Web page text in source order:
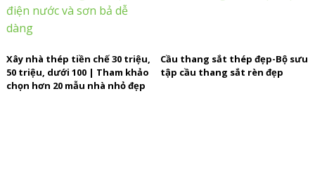
Xây nhà thép tiền chế 30 triệu,
50 triệu, dưới 100 | Tham khảo
chọn hơn 20 mẫu nhà nhỏ đẹp
Cầu thang sắt thép đẹp-Bộ sưu
tập cầu thang sắt rèn đẹp